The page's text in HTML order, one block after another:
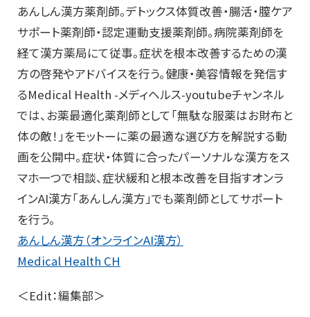
あんしん漢方薬剤師。デトックス体質改善・腸活・膣ケア
サポート薬剤師・認定運動支援薬剤師。病院薬剤師を
経て漢方薬局にて従事。症状を根本改善するための漢
方の啓発やアドバイスを行う。健康・美容情報を発信す
るMedical Health -メディヘルス-youtubeチャンネル
では、お薬最適化薬剤師として「無駄な服薬はお財布と
体の敵！」をモットーに薬の最適な選び方を解説する動
画を公開中。症状・体質に合ったパーソナルな漢方をス
マホ一つで相談、症状緩和と根本改善を目指すオンラ
インAI漢方「あんしん漢方」でも薬剤師としてサポート
を行う。
あんしん漢方（オンラインAI漢方）
Medical Health CH
＜Edit：編集部＞